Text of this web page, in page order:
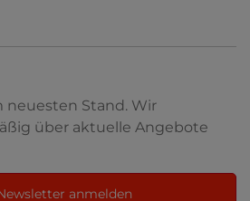
neuesten Stand. Wir
über aktuelle Angebote
anmelden